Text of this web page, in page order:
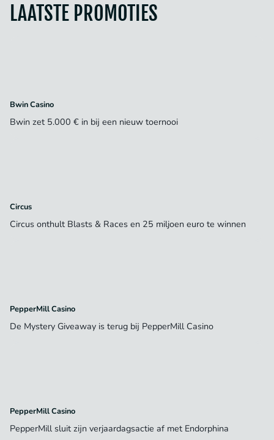
LAATSTE PROMOTIES
Bwin Casino
Bwin zet 5.000 € in bij een nieuw toernooi
Circus
Circus onthult Blasts & Races en 25 miljoen euro te winnen
PepperMill Casino
De Mystery Giveaway is terug bij PepperMill Casino
PepperMill Casino
PepperMill sluit zijn verjaardagsactie af met Endorphina